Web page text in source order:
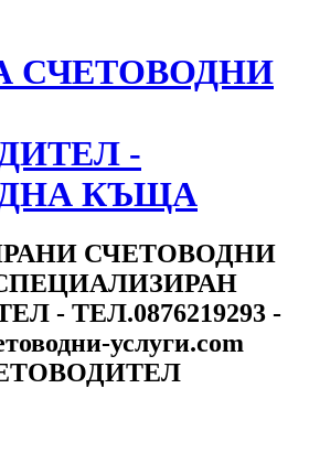
СЧЕТОВОДНИ
-
КЪЩА
СЧЕТОВОДНИ
- ТЕЛ.0876219293 -
услуги.com